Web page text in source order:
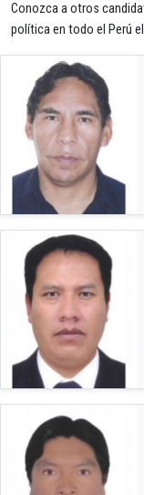
Conozca a otros
política en todo el Perú